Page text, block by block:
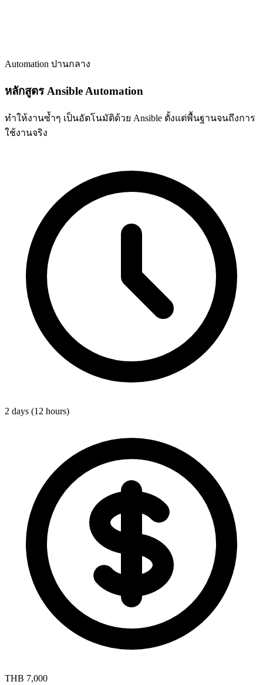
Automation ปานกลาง
หลักสูตร Ansible Automation
ทำให้งานซ้ำๆ เป็นอัตโนมัติด้วย Ansible ตั้งแต่พื้นฐานจนถึงการ
ใช้งานจริง
2 days (12 hours)
THB 7,000